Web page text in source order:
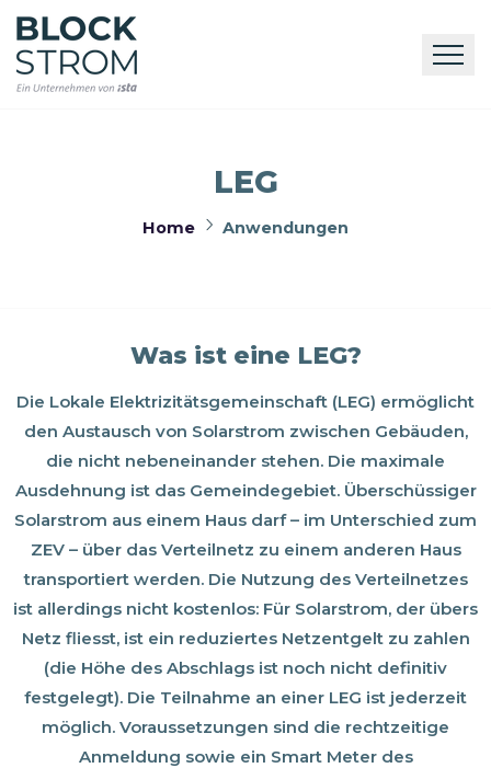
LEG
Home Anwendungen
Was ist eine LEG?
Die Lokale Elektrizitätsgemeinschaft (LEG) ermöglicht
den Austausch von Solarstrom zwischen Gebäuden,
die nicht nebeneinander stehen. Die maximale
Ausdehnung ist das Gemeindegebiet. Überschüssiger
Solarstrom aus einem Haus darf – im Unterschied zum
ZEV – über das Verteilnetz zu einem anderen Haus
transportiert werden. Die Nutzung des Verteilnetzes
ist allerdings nicht kostenlos: Für Solarstrom, der übers
Netz fliesst, ist ein reduziertes Netzentgelt zu zahlen
(die Höhe des Abschlags ist noch nicht definitiv
festgelegt). Die Teilnahme an einer LEG ist jederzeit
möglich. Voraussetzungen sind die rechtzeitige
Anmeldung sowie ein Smart Meter des